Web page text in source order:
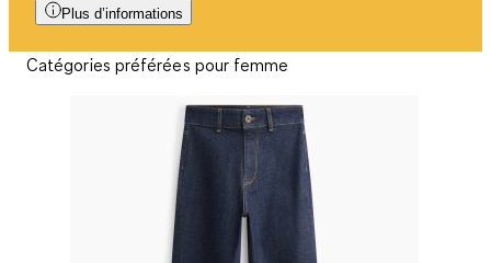
Plus d’informations
Catégories préférées pour femme